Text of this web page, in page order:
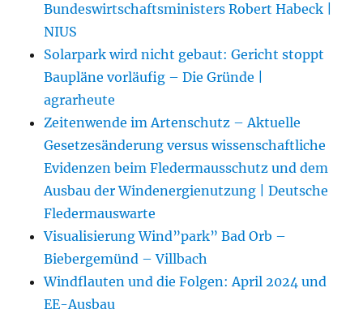
Bundeswirtschaftsministers Robert Habeck |
NIUS
Solarpark wird nicht gebaut: Gericht stoppt
Baupläne vorläufig – Die Gründe |
agrarheute
Zeitenwende im Artenschutz – Aktuelle
Gesetzesänderung versus wissenschaftliche
Evidenzen beim Fledermausschutz und dem
Ausbau der Windenergienutzung | Deutsche
Fledermauswarte
Visualisierung Wind”park” Bad Orb –
Biebergemünd – Villbach
Windflauten und die Folgen: April 2024 und
EE-Ausbau